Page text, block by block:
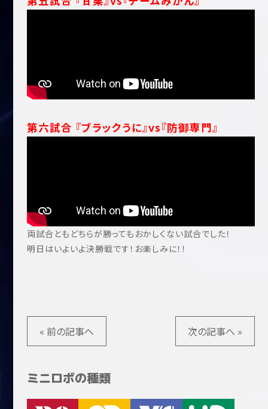
第六試合 『ブラックうに』vs『防御専門』
両試合ともどちらが勝ってもおかしくない試合でした！
明日はいよいよ決勝戦です！お楽しみに！！
« 前の記事へ 次の記事へ »
ミニロボの種類